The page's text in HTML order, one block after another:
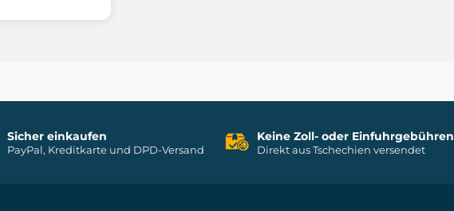
Sicher einkaufen
PayPal, Kreditkarte und DPD-Versand
Keine Zoll- oder Einfuhrgebühren
Direkt aus Tschechien versendet